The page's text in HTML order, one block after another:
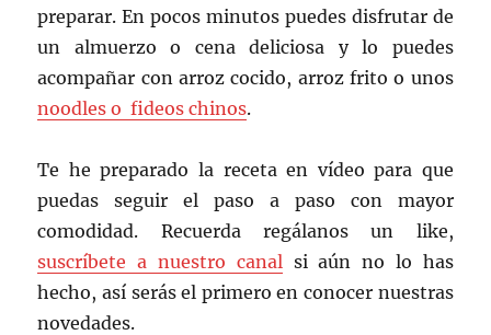
preparar. En pocos minutos puedes disfrutar de
un almuerzo o cena deliciosa y lo puedes
acompañar con arroz cocido, arroz frito o unos
noodles o fideos chinos.
Te he preparado la receta en vídeo para que
puedas seguir el paso a paso con mayor
comodidad. Recuerda regálanos un like,
suscríbete a nuestro canal si aún no lo has
hecho, así serás el primero en conocer nuestras
novedades.